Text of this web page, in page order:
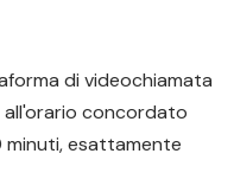
di videochiamata
all'orario concordato
esattamente